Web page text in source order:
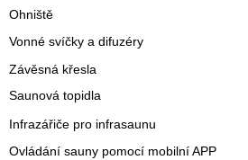
Ohniště
Vonné svíčky a difuzéry
Závěsná křesla
Saunová topidla
Infrazářiče pro infrasaunu
Ovládání sauny pomocí mobilní APP